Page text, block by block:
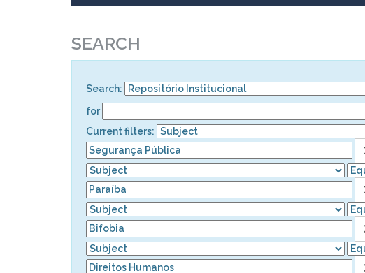
SEARCH
Search:
for
Current filters: